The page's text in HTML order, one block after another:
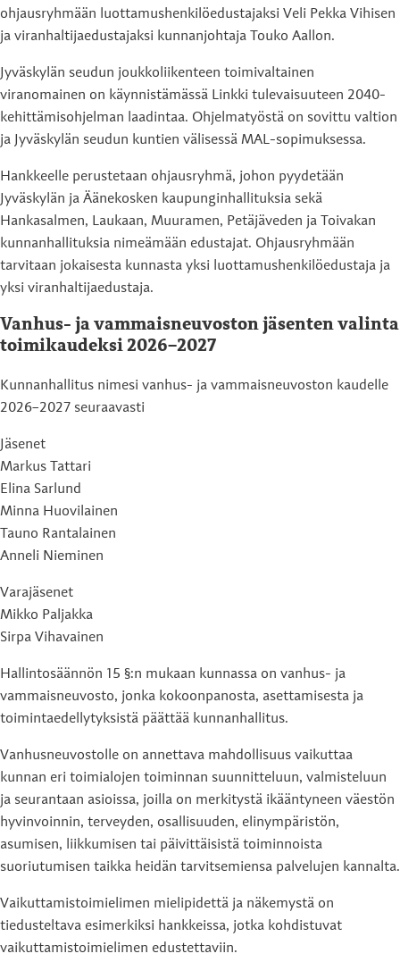
ohjausryhmään luottamushenkilöedustajaksi Veli Pekka Vihisen
ja viranhaltijaedustajaksi kunnanjohtaja Touko Aallon.
Jyväskylän seudun joukkoliikenteen toimivaltainen
viranomainen on käynnistämässä Linkki tulevaisuuteen 2040-
kehittämisohjelman laadintaa. Ohjelmatyöstä on sovittu valtion
ja Jyväskylän seudun kuntien välisessä MAL-sopimuksessa.
Hankkeelle perustetaan ohjausryhmä, johon pyydetään
Jyväskylän ja Äänekosken kaupunginhallituksia sekä
Hankasalmen, Laukaan, Muuramen, Petäjäveden ja Toivakan
kunnanhallituksia nimeämään edustajat. Ohjausryhmään
tarvitaan jokaisesta kunnasta yksi luottamushenkilöedustaja ja
yksi viranhaltijaedustaja.
Vanhus- ja vammaisneuvoston jäsenten valinta
toimikaudeksi 2026–2027
Kunnanhallitus nimesi vanhus- ja vammaisneuvoston kaudelle
2026–2027 seuraavasti
Jäsenet
Markus Tattari
Elina Sarlund
Minna Huovilainen
Tauno Rantalainen
Anneli Nieminen
Varajäsenet
Mikko Paljakka
Sirpa Vihavainen
Hallintosäännön 15 §:n mukaan kunnassa on vanhus- ja
vammaisneuvosto, jonka kokoonpanosta, asettamisesta ja
toimintaedellytyksistä päättää kunnanhallitus.
Vanhusneuvostolle on annettava mahdollisuus vaikuttaa
kunnan eri toimialojen toiminnan suunnitteluun, valmisteluun
ja seurantaan asioissa, joilla on merkitystä ikääntyneen väestön
hyvinvoinnin, terveyden, osallisuuden, elinympäristön,
asumisen, liikkumisen tai päivittäisistä toiminnoista
suoriutumisen taikka heidän tarvitsemiensa palvelujen kannalta.
Vaikuttamistoimielimen mielipidettä ja näkemystä on
tiedusteltava esimerkiksi hankkeissa, jotka kohdistuvat
vaikuttamistoimielimen edustettaviin.